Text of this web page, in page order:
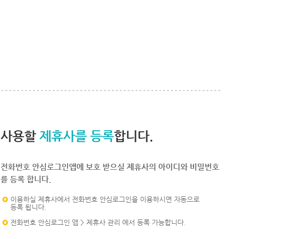
사용할 제휴사를 등록합니다.
전화번호 안심로그인앱에 보호 받으실 제휴사의 아이디와 비밀번호
를 등록 합니다.
이용하실 제휴사에서 전화번호 안심로그인을 이용하시면 자동으로
등록 됩니다.
전화번호 안심로그인 앱 > 제휴사 관리 에서 등록 가능합니다.